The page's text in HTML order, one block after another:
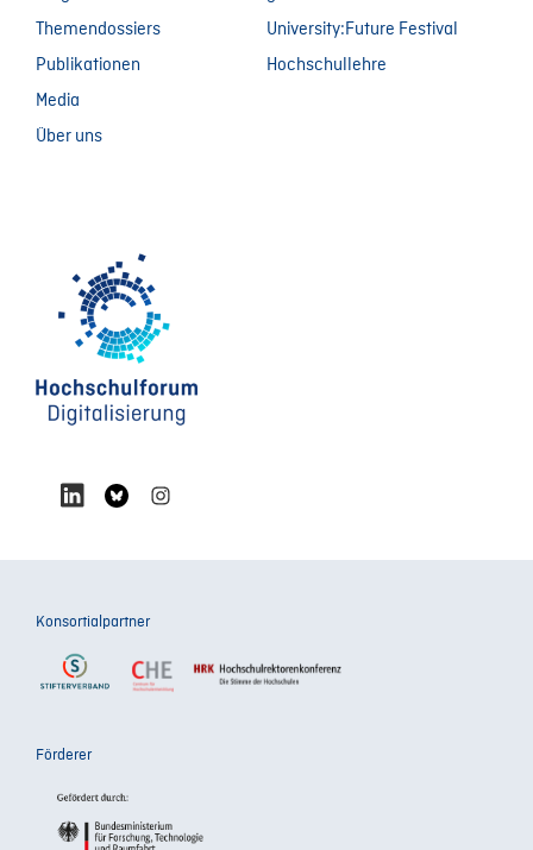
Themendossiers
Publikationen
Media
Über uns
University:Future Festival
Hochschullehre
Konsortialpartner
Förderer